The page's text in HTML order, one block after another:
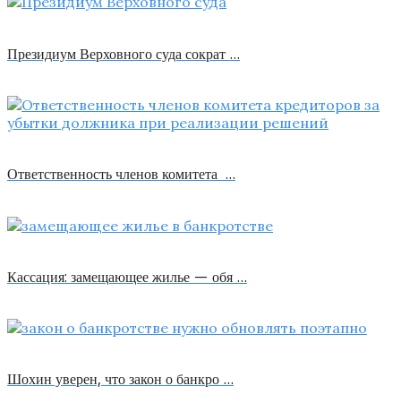
Президиум Верховного суда сократ …
Ответственность членов комитета …
Кассация: замещающее жилье — обя …
Шохин уверен, что закон о банкро …